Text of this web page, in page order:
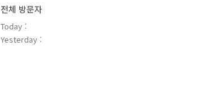
전체 방문자
Today :
Yesterday :